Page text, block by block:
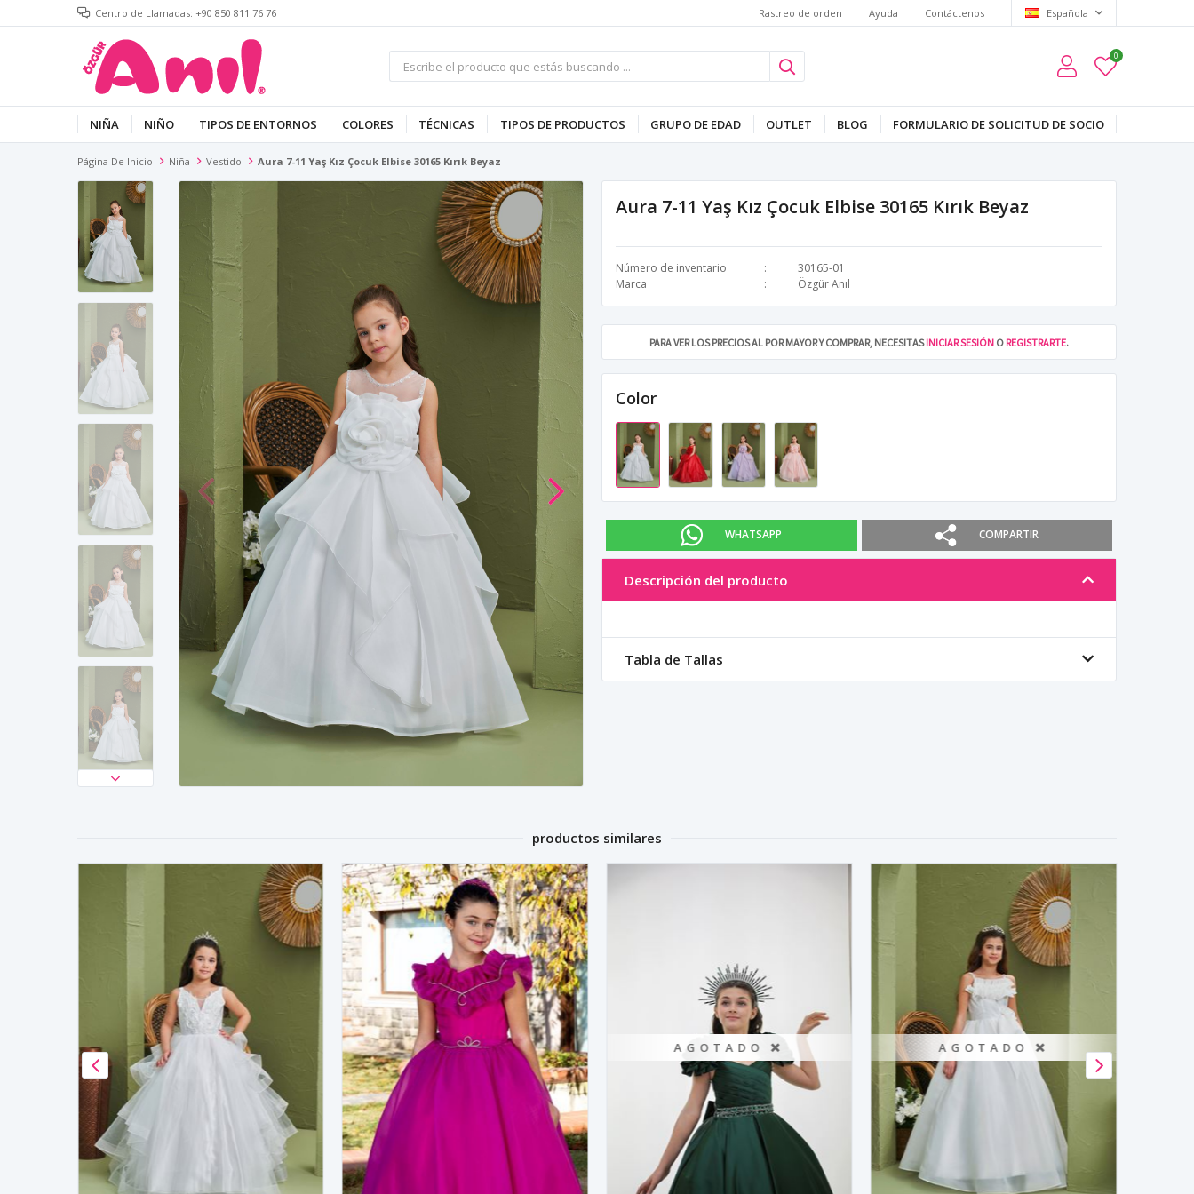
Centro de Llamadas: +90 850 811 76 76 Rastreo de orden Ayuda Contáctenos Española
0
NIÑA NIÑO TIPOS DE ENTORNOS COLORES TÉCNICAS TIPOS DE PRODUCTOS GRUPO DE EDAD OUTLET BLOG FORMULARIO DE SOLICITUD DE SOCIO
Página De Inicio Niña Vestido Aura 7-11 Yaş Kız Çocuk Elbise 30165 Kırık Beyaz
Aura 7-11 Yaş Kız Çocuk Elbise 30165 Kırık Beyaz
Número de inventario
30165-01
Marca
Özgür Anıl
PARA VER LOS PRECIOS AL POR MAYOR Y COMPRAR, NECESITASINICIAR SESIÓN O REGISTRARTE.
Color
WHATSAPP COMPARTIR
Descripción del producto
Tabla de Tallas
productos similares
AGOTADO ❌ AGOTADO ❌